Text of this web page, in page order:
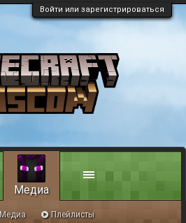
Войти или зарегистрироваться
Медиа
Медиа Плейлисты